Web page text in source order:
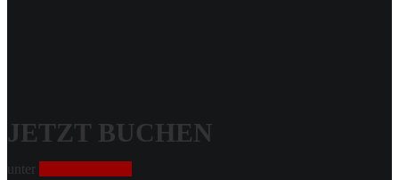
JETZT BUCHEN
unter